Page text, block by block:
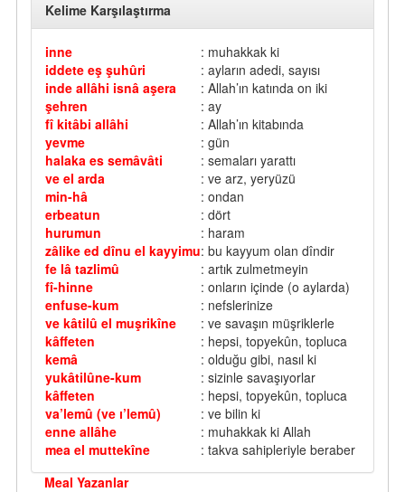
Kelime Karşılaştırma
inne
: muhakkak ki
iddete eş şuhûri
: ayların adedi, sayısı
inde allâhi isnâ aşera
: Allah’ın katında on iki
şehren
: ay
fî kitâbi allâhi
: Allah’ın kitabında
yevme
: gün
halaka es semâvâti
: semaları yarattı
ve el arda
: ve arz, yeryüzü
min-hâ
: ondan
erbeatun
: dört
hurumun
: haram
zâlike ed dînu el kayyimu: bu kayyum olan dîndir
fe lâ tazlimû
: artık zulmetmeyin
fî-hinne
: onların içinde (o aylarda)
enfuse-kum
: nefslerinize
ve kâtilû el muşrikîne
: ve savaşın müşriklerle
kâffeten
: hepsi, topyekûn, topluca
kemâ
: olduğu gibi, nasıl ki
yukâtilûne-kum
: sizinle savaşıyorlar
kâffeten
: hepsi, topyekûn, topluca
va’lemû (ve ı’lemû)
: ve bilin ki
enne allâhe
: muhakkak ki Allah
mea el muttekîne
: takva sahipleriyle beraber
Meal Yazanlar